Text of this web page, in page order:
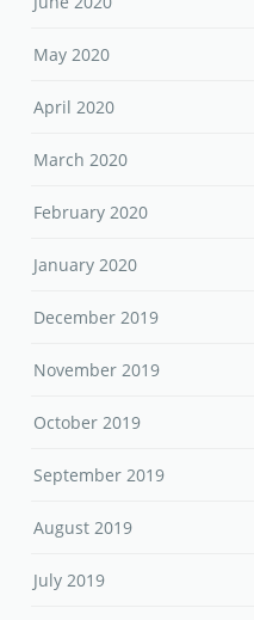
May 2020
April 2020
March 2020
February 2020
January 2020
December 2019
November 2019
October 2019
September 2019
August 2019
July 2019